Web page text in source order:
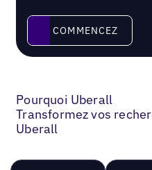
Commencez
COMMENCEZ
Pourquoi Uberall
Transformez vos
Uberall